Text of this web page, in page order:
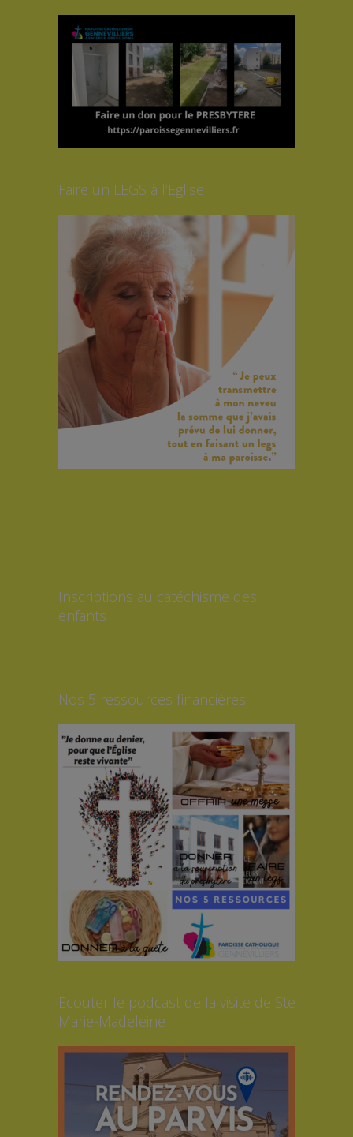
Faire un LEGS à l’Eglise
Inscriptions au catéchisme des
enfants
Nos 5 ressources financières
Ecouter le podcast de la visite de Ste
Marie-Madeleine